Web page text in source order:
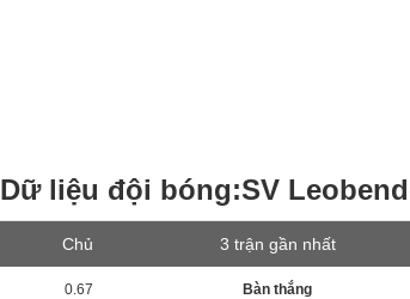
Dữ liệu đội bóng:SV
Chủ 3 trận gần nhất
0.67 Bàn thắng